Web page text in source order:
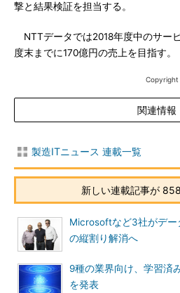
撃と結果検証を担当する。
NTTデータでは2018年度中のサー
度末までに170億円の売上を目指す。
Copyright
関連情報
製造ITニュース 連載一覧
新しい連載記事が
Microsoftなど3社がデー
の縦割り解消へ
9種の業界向け、学習済
を発表